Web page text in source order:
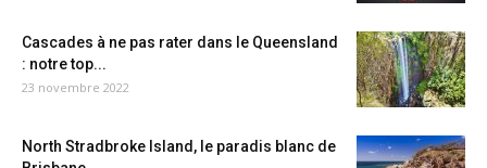
Cascades à ne pas rater dans le Queensland
: notre top...
23 novembre 2022
North Stradbroke Island, le paradis blanc de